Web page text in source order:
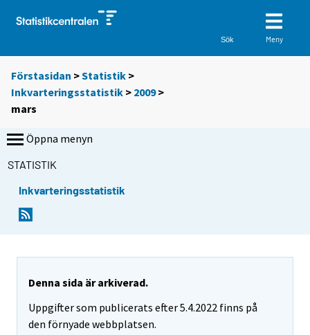
Sök Meny
Förstasidan >Statistik >
Inkvarteringsstatistik > 2009>
mars
Öppna menyn
STATISTIK
Inkvarteringsstatistik
Denna sida är arkiverad.
Uppgifter som publicerats efter 5.4.2022 finns på
den förnyade webbplatsen.